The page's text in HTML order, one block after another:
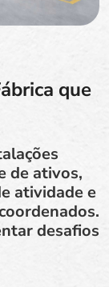
que
de ativos,
atividade e
desafios